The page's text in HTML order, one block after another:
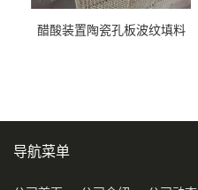
醋酸装置陶瓷孔板波纹填料
导航菜单